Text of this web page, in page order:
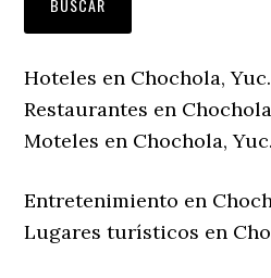
Hoteles en Chochola, Yuc.
Restaurantes en
Moteles en Chochola, Yuc.
Entretenimiento en
Lugares turísticos en